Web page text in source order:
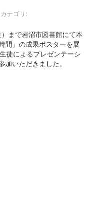
カテゴリ:
まで岩沼市図書館にて本
間」の成果ポスターを展
徒によるプレゼンテーシ
いただきました。